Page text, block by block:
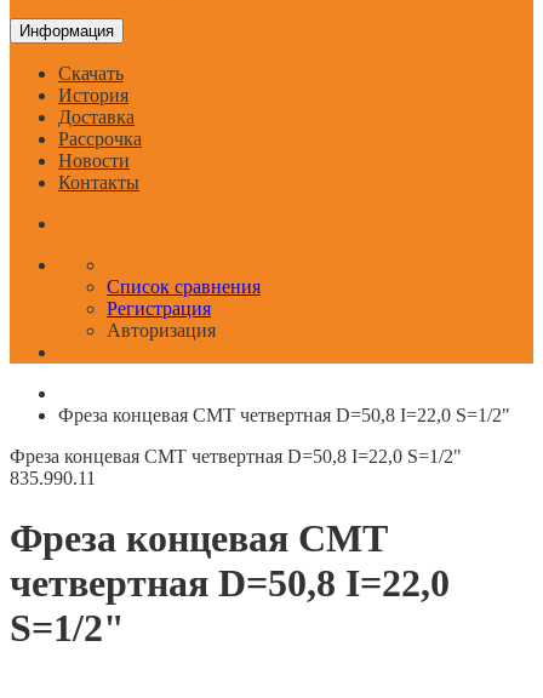
Информация
Скачать
История
Доставка
Рассрочка
Новости
Контакты
Список сравнения
Регистрация
Авторизация
Фреза концевая CMT четвертная D=50,8 I=22,0 S=1/2"
Фреза концевая CMT четвертная D=50,8 I=22,0 S=1/2"
835.990.11
Фреза концевая CMT
четвертная D=50,8 I=22,0
S=1/2"